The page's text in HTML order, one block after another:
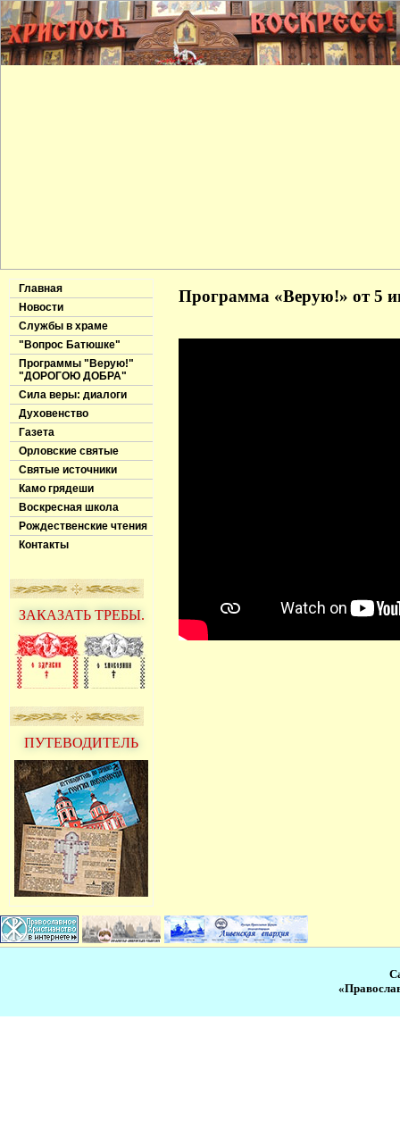
Главная
Новости
Службы в храме
"Вопрос Батюшке"
Программы "Верую!"
"ДОРОГОЮ ДОБРА"
Сила веры: диалоги
Духовенство
Газета
Орловские святые
Святые источники
Камо грядеши
Воскресная школа
Рождественские чтения
Контакты
ЗАКАЗАТЬ ТРЕБЫ.
ПУТЕВОДИТЕЛЬ
Программа «Верую!» от 5